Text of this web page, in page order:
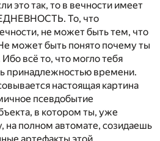
это так, то в вечности имеет
То, что
не может быть тем, что
может быть понято почему ты
всё то, что могло тебя
принадлежностью времени.
настоящая картина
псевдобытие
в котором ты, уже
на полном автомате, созидаешь